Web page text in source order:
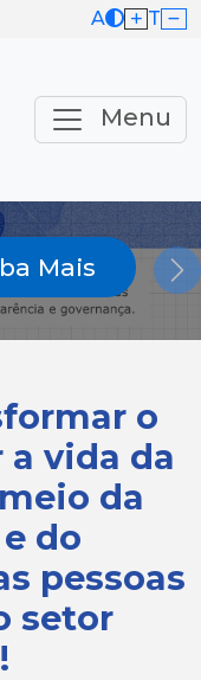
A T
Menu
Mais
o
a vida da
da
do
pessoas
setor